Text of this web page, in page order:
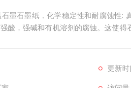
墨石墨纸，化学稳定性和耐腐蚀性:
酸，强碱和有机溶剂的腐蚀。这使得
更新